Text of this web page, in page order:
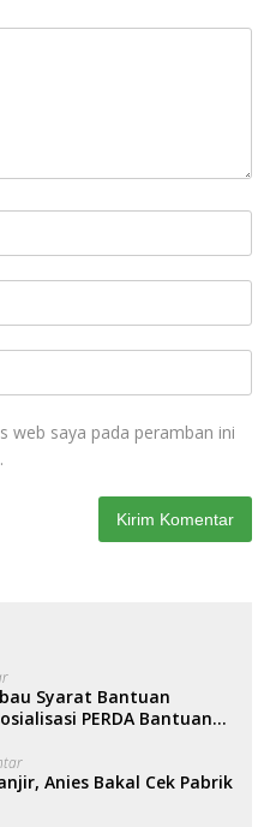
web saya pada peramban ini
Syarat Bantuan
PERDA Bantuan
Anies Bakal Cek Pabrik